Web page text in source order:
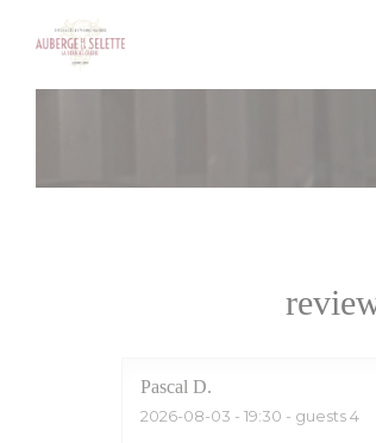
Panel for informasjonskapsler
Pascal D
2026-08-03 - 19:30 - guests 4